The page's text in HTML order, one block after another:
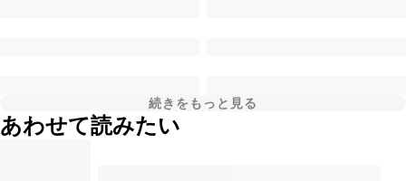
続きをもっと見る
あわせて読みたい